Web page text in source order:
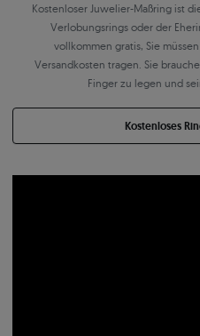
Kostenloser Juwelier-Maßring ist
Verlobungsrings oder der
vollkommen gratis, Sie
Versandkosten tragen. Sie
Finger zu legen und
Kostenloses